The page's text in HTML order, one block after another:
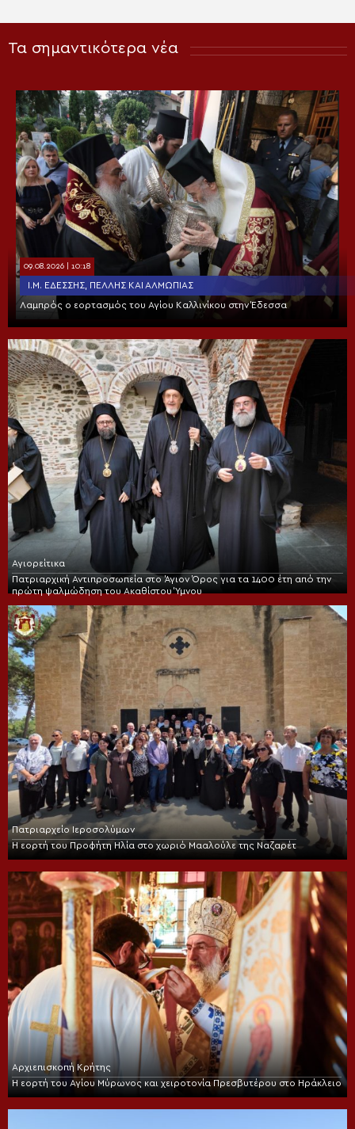
Τα σημαντικότερα νέα
09.08.2026 | 10:18
Ι.Μ. ΕΔΈΣΣΗΣ, ΠΈΛΛΗΣ ΚΑΙ ΑΛΜΩΠΊΑΣ
Λαμπρός ο εορτασμός του Αγίου Καλλινίκου στην Έδεσσα
Αγιορείτικα
Πατριαρχική Αντιπροσωπεία στο Άγιον Όρος για τα 1400 έτη από την
πρώτη ψαλμώδηση του Ακαθίστου Ύμνου
Πατριαρχείο Ιεροσολύμων
Η εορτή του Προφήτη Ηλία στο χωριό Μααλούλε της Ναζαρέτ
Αρχιεπισκοπή Κρήτης
Η εορτή του Αγίου Μύρωνος και χειροτονία Πρεσβυτέρου στο Ηράκλειο